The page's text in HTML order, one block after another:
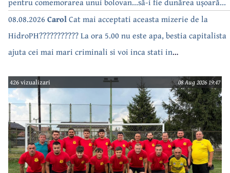
08.08.2026 CarolCat mai acceptati aceasta mizerie de la
HidroPH??????????? La ora 5.00 nu este apa, bestia capitalista
ajuta cei mai mari criminali si voi inca stati in
426 vizualizari 08 Aug 2026 19:47